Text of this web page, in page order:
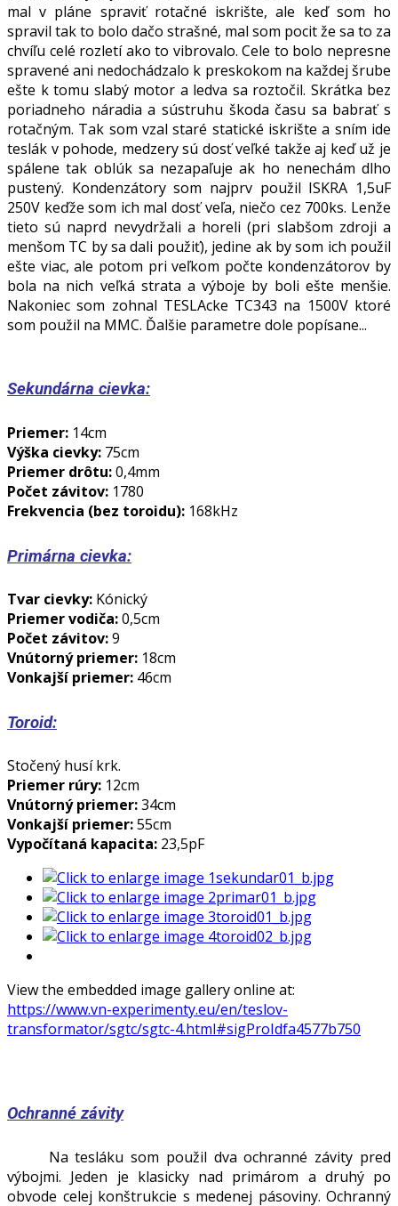
mal v pláne spraviť rotačné iskrište, ale keď som ho
spravil tak to bolo dačo strašné, mal som pocit že sa to za
chvíľu celé rozletí ako to vibrovalo. Cele to bolo nepresne
spravené ani nedochádzalo k preskokom na každej šrube
ešte k tomu slabý motor a ledva sa roztočil. Skrátka bez
poriadneho náradia a sústruhu škoda času sa babrať s
rotačným. Tak som vzal staré statické iskrište a sním ide
teslák v pohode, medzery sú dosť veľké takže aj keď už je
spálene tak oblúk sa nezapaľuje ak ho nenechám dlho
pustený. Kondenzátory som najprv použil ISKRA 1,5uF
250V keďže som ich mal dosť veľa, niečo cez 700ks. Lenže
tieto sú naprd nevydržali a horeli (pri slabšom zdroji a
menšom TC by sa dali použiť), jedine ak by som ich použil
ešte viac, ale potom pri veľkom počte kondenzátorov by
bola na nich veľká strata a výboje by boli ešte menšie.
Nakoniec som zohnal TESLAcke TC343 na 1500V ktoré
som použil na MMC. Ďalšie parametre dole popísane...
Sekundárna cievka:
Priemer: 14cm
Výška cievky: 75cm
Priemer drôtu:0,4mm
Počet závitov: 1780
Frekvencia (bez toroidu): 168kHz
Primárna cievka:
Tvar cievky: Kónický
Priemer vodiča:0,5cm
Počet závitov:9
Vnútorný priemer: 18cm
Vonkajší priemer: 46cm
Toroid:
Stočený husí krk.
Priemer rúry: 12cm
Vnútorný priemer:34cm
Vonkajší priemer:55cm
Vypočítaná kapacita: 23,5pF
View the embedded image gallery online at:
https://www.vn-experimenty.eu/en/teslov-
transformator/sgtc/sgtc-4.html#sigProIdfa4577b750
Ochranné závity
Na tesláku som použil dva ochranné závity pred
výbojmi. Jeden je klasicky nad primárom a druhý po
obvode celej konštrukcie s medenej pásoviny. Ochranný